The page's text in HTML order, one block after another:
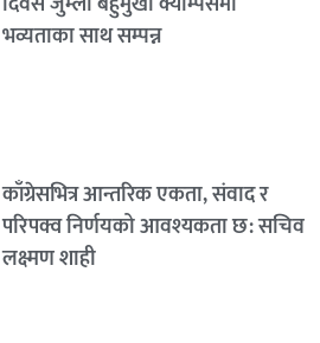
भव्यताका साथ सम्पन्न
काँग्रेसभित्र आन्तरिक एकता, संवाद र
परिपक्व निर्णयको आवश्यकता छ: सचिव
लक्ष्मण शाही